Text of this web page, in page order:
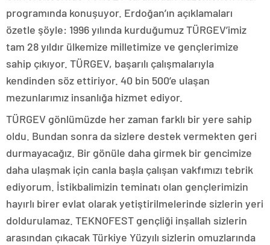
programında konuşuyor. Erdoğan’ın açıklamaları
özetle şöyle: 1996 yılında kurduğumuz TÜRGEV’imiz
tam 28 yıldır ülkemize milletimize ve gençlerimize
sahip çıkıyor. TÜRGEV, başarılı çalışmalarıyla
kendinden söz ettiriyor. 40 bin 500’e ulaşan
mezunlarımız insanlığa hizmet ediyor.
TÜRGEV gönlümüzde her zaman farklı bir yere sahip
oldu. Bundan sonra da sizlere destek vermekten geri
durmayacağız. Bir gönüle daha girmek bir gencimize
daha ulaşmak için canla başla çalışan vakfımızı tebrik
ediyorum. İstikbalimizin teminatı olan gençlerimizin
hayırlı birer evlat olarak yetiştirilmelerinde sizlerin yeri
doldurulamaz. TEKNOFEST gençliği inşallah sizlerin
arasından çıkacak Türkiye Yüzyılı sizlerin omuzlarında